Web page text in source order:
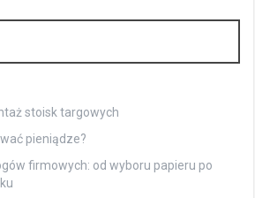
stoisk targowych
pieniądze?
firmowych: od wyboru papieru po